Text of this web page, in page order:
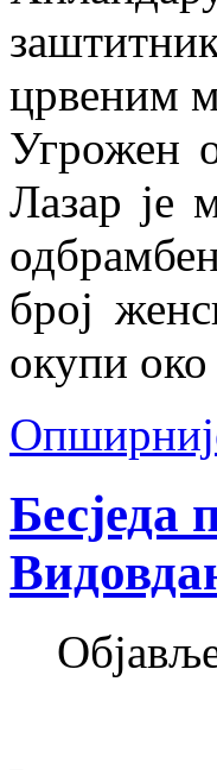
црвеним
Угрожен
Лазар је
број
окупи око
Бесједа